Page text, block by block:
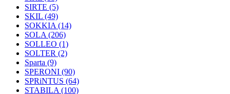
SIRTE (5)
SKIL (49)
SOKKIA (14)
SOLA (206)
SOLLEO (1)
SOLTER (2)
Sparta (9)
SPERONI (90)
SPRiNTUS (64)
STABILA (100)